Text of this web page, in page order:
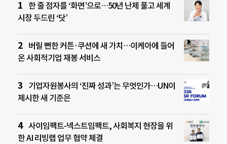
한 줄 점자를 ‘화면’으로…50년 난제 풀고 세계
시장 두드린 ‘닷’
버릴 뻔한 커튼·쿠션에 새 가치…이케아에 들어
온 사회적기업 재봉 서비스
기업자원봉사의 ‘진짜 성과’는 무엇인가…UN이
제시한 새 기준은
사이임팩트-넥스트임팩트, 사회복지 현장을 위
한 AI 리빙랩 업무 협약 체결